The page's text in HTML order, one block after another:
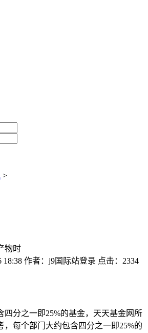
>
物时
18:38 作者： j9国际站登录 点击： 2334
分之一即25%的基金，天天基金网所
，每个部门大约包含四分之一即25%的